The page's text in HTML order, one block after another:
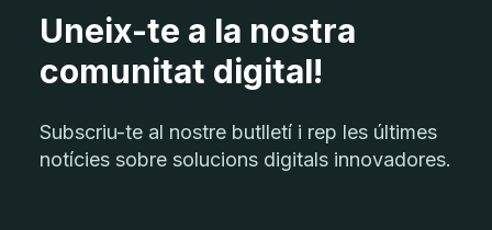
Uneix-te a la nostra
comunitat digital!
Subscriu-te al nostre butlletí i rep les últimes
notícies sobre solucions digitals innovadores.